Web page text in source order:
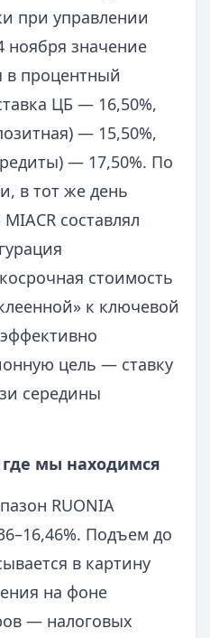
при управлении
ноября значение
в процентный
ЦБ — 16,50%,
— 15,50%,
— 17,50%. По
в тот же день
составлял
стоимость
к ключевой
цель — ставку
середины
мы находимся
RUONIA
Подъем до
в картину
на фоне
— налоговых